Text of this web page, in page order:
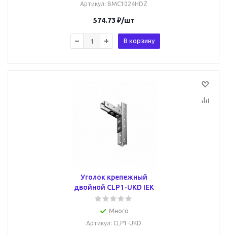
Артикул: BMC1024HDZ
574.73 ₽/шт
В корзину
Уголок крепежный
двойной CLP1-UKD IEK
Много
Артикул: CLP1-UKD